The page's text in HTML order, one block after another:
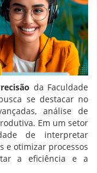
da Faculdade
se destacar no
análise de
Em um setor
de interpretar
e otimizar processos
a eficiência e a